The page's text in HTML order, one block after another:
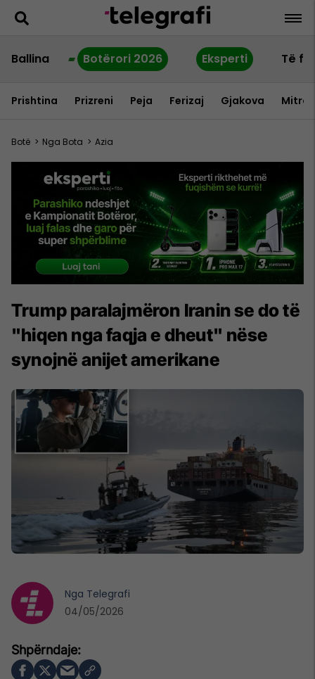
Ballina Botërori 2026 Eksperti Të
Prishtina Prizreni Peja Ferizaj Gjakova
Botë > Nga Bota > Azia
Trump paralajmëron Iranin se do të
"hiqen nga faqja e dheut" nëse
synojnë anijet amerikane
Nga Telegrafi
04/05/2026